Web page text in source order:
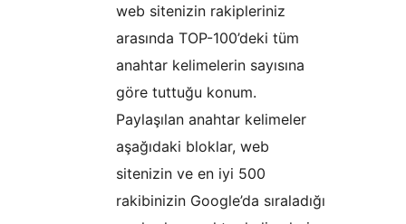
web sitenizin rakipleriniz
arasında TOP-100’deki tüm
anahtar kelimelerin sayısına
göre tuttuğu konum.
Paylaşılan anahtar kelimeler
aşağıdaki bloklar, web
sitenizin ve en iyi 500
rakibinizin Google’da sıraladığı